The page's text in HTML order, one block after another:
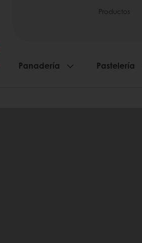
Productos
Panadería Pastelería